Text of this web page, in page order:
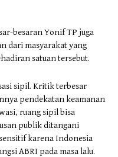
besaran Yonif TP juga
dari masyarakat yang
satuan tersebut.
sipil. Kritik terbesar
pendekatan keamanan
ruang sipil bisa
publik ditangani
karena Indonesia
ABRI pada masa lalu.